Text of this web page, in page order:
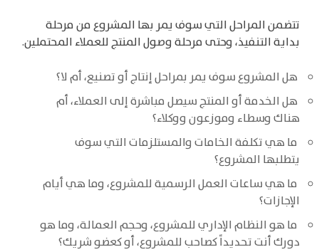
تتضمن المراحل التي سوف يمر بها المشروع من مرحلة
بداية التنفيذ، وحتى مرحلة وصول المنتج للعملاء المحتملين.
هل المشروع سوف يمر بمراحل إنتاج أو تصنيع، أم لا؟
هل الخدمة أو المنتج سيصل مباشرة إلى العملاء، أم
هناك وسطاء وموزعون ووكلاء؟
ما هي تكلفة الخامات والمستلزمات التي سوف
يتطلبها المشروع؟
ما هي ساعات العمل الرسمية للمشروع، وما هي أيام
الإجازات؟
ما هو النظام الإداري للمشروع، وحجم العمالة، وما هو
دورك أنت تحديداً كصاحب للمشروع، أو كعضو شريك؟